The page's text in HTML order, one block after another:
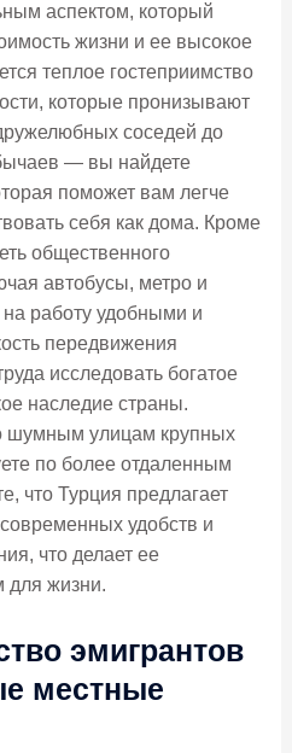
аспектом, который
жизни и ее высокое
теплое гостеприимство
которые пронизывают
соседей до
— вы найдете
поможет вам легче
себя как дома. Кроме
общественного
автобусы, метро и
работу удобными и
передвижения
исследовать богатое
наследие страны.
шумным улицам крупных
по более отдаленным
что Турция предлагает
удобств и
что делает ее
для жизни.
эмигрантов
местные